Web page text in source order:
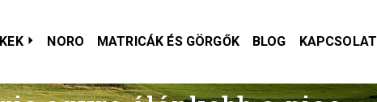
NORO MATRICÁK ÉS GÖRGŐK BLOG KAPCSOLAT